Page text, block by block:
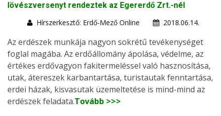
lövészversenyt rendeztek az Egererdő Zrt.-nél
Hírszerkesztő: Erdő-Mező Online
2018.06.14.
Az erdészek munkája nagyon sokrétű tevékenységet
foglal magába. Az erdőállomány ápolása, védelme, az
értékes erdővagyon fakitermeléssel való hasznosítása,
utak, átereszek karbantartása, turistautak fenntartása,
erdei házak, kisvasutak üzemeltetése is mind-mind az
erdészek feladata.Tovább >>>